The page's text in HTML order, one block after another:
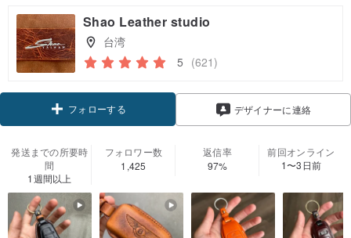
Shao Leather studio
台湾
5 (621)
フォローする デザイナーに連絡
発送までの所要時
間
1週間以上
フォロワー数
1,425
返信率
97%
前回オンライン
1〜3日前